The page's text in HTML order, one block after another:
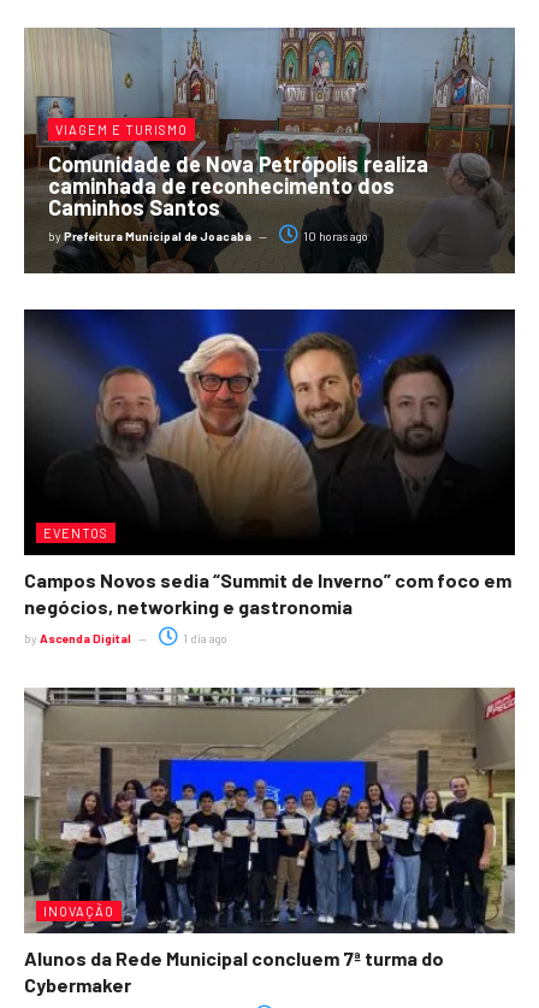
VIAGEM E TURISMO
Comunidade de Nova Petrópolis realiza
caminhada de reconhecimento dos
Caminhos Santos
byPrefeitura Municipal de Joacaba 10 horas ago
EVENTOS
Campos Novos sedia “Summit de Inverno” com foco em
negócios, networking e gastronomia
by Ascenda Digital 1 dia ago
INOVAÇÃO
Alunos da Rede Municipal concluem 7ª turma do
Cybermaker